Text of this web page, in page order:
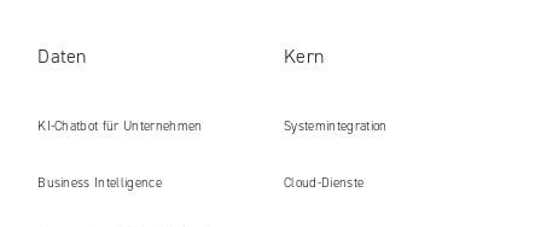
Daten
KI-Chatbot für Unternehmen
Business Intelligence
Kern
Systemintegration
Cloud-Dienste